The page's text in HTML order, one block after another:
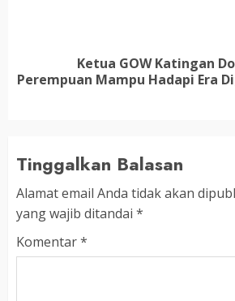
post:
Ketua GOW Katingan
Perempuan Mampu Hadapi Era
Tinggalkan Balasan
Alamat email Anda tidak akan
yang wajib ditandai *
Komentar*